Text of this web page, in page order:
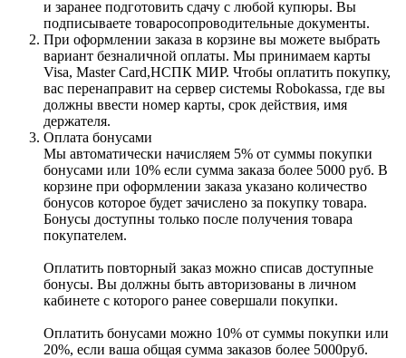
и заранее подготовить сдачу с любой купюры. Вы
подписываете товаросопроводительные документы.
При оформлении заказа в корзине вы можете выбрать
вариант безналичной оплаты. Мы принимаем карты
Visa, Master Card,НСПК МИР. Чтобы оплатить покупку,
вас перенаправит на сервер системы Robokassa, где вы
должны ввести номер карты, срок действия, имя
держателя.
Оплата бонусами
Мы автоматически начисляем 5% от суммы покупки
бонусами или 10% если сумма заказа более 5000 руб. В
корзине при оформлении заказа указано количество
бонусов которое будет зачислено за покупку товара.
Бонусы доступны только после получения товара
покупателем.
Оплатить повторный заказ можно списав доступные
бонусы. Вы должны быть авторизованы в личном
кабинете с которого ранее совершали покупки.
Оплатить бонусами можно 10% от суммы покупки или
20%, если ваша общая сумма заказов более 5000руб.